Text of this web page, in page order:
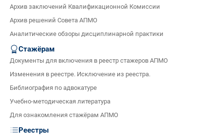
Архив заключений Квалификационной Комиссии
Архив решений Совета АПМО
Аналитические обзоры дисциплинарной практики
Стажёрам
Документы для включения в реестр стажеров АПМО
Изменения в реестре. Исключение из реестра.
Библиография по адвокатуре
Учебно-методическая литература
Для ознакомления стажёрам АПМО
Реестры